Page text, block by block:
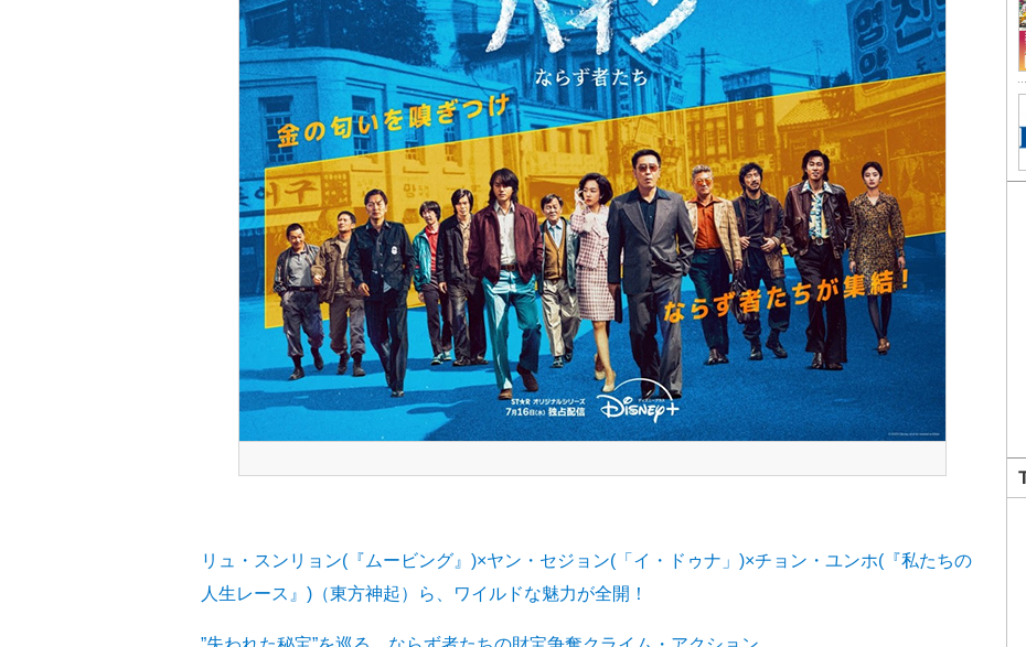
リュ・スンリョン(『ムービング』)×ヤン・セジョン(「イ・ドゥナ」)×チョン・ユンホ(『私たちの
人生レース』)（東方神起）ら、ワイルドな魅力が全開！